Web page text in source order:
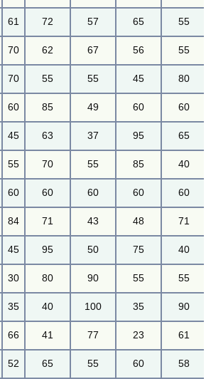
61 72 57 65 55
70 62 67 56 55
70 55 55 45 80
60 85 49 60 60
45 63 37 95 65
55 70 55 85 40
60 60 60 60 60
84 71 43 48 71
45 95 50 75 40
30 80 90 55 55
35 40 100 35 90
66 41 77 23 61
52 65 55 60 58